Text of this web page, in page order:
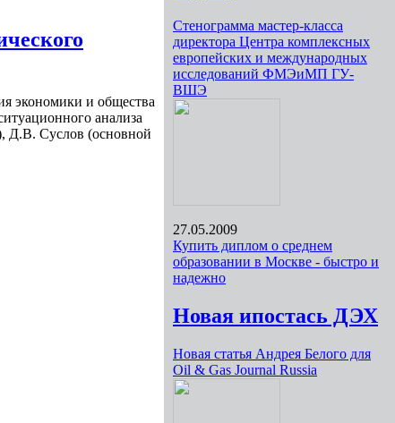
экономики и общества
анализа
Д.В. Суслов (основной
Стенограмма мастер-класса
директора Центра комплексных
европейских и международных
исследований ФМЭиМП ГУ-
ВШЭ
27.05.2009
Купить диплом о среднем
образовании в Москве - быстро и
надежно
Новая ипостась ДЭХ
Новая статья Андрея Белого для
Oil & Gas Journal Russia